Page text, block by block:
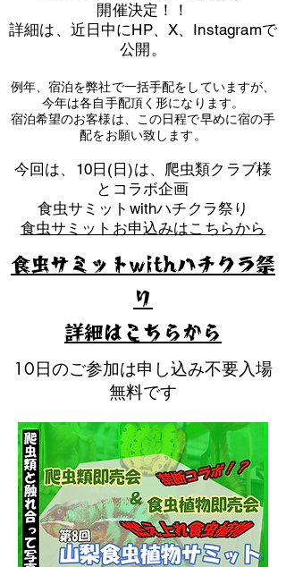
​開催決定！！
詳細は、近日中にHP、X、Instagramで
公開。
例年、宿泊を弊社で一括手配をしていますが、
今年は各自手配頂く形になります。
​宿泊希望のお客様は、この日程で早めに宿の手
配をお願い致します。
​今回は、10日(日)は、爬虫類クラブ様
とコラボ企画
​食虫サミットwithハチクラ祭り
食虫サミットお申込みはこちらから
10日のご参加は申し込み不要入場
無料です
食虫サミットwithハチクラ祭
り
​詳細はこちらから